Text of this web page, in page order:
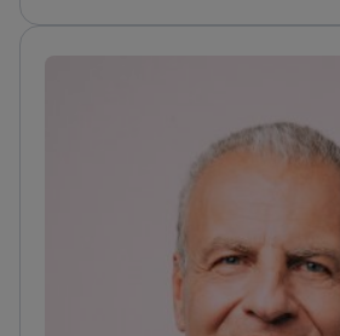
1990-х годах доктор был
возглавив крупнейшее
отделение Австрии. В 2000-х
основано Комплексное
Вены, интегрирующее уход за
исследования и
доктор занимал пост президента
Центральноевропейской
онкологической группы и в